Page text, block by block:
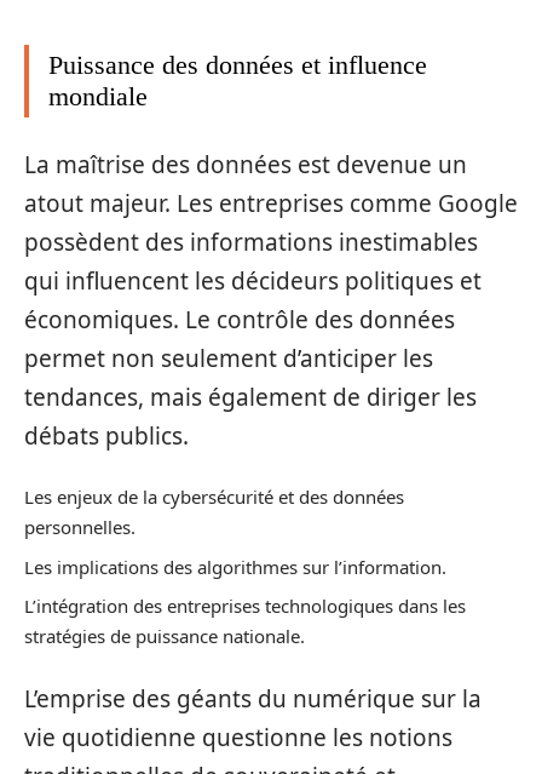
Puissance des données et influence
mondiale
La maîtrise des données est devenue un
atout majeur. Les entreprises comme Google
possèdent des informations inestimables
qui influencent les décideurs politiques et
économiques. Le contrôle des données
permet non seulement d’anticiper les
tendances, mais également de diriger les
débats publics.
Les enjeux de la cybersécurité et des données
personnelles.
Les implications des algorithmes sur l’information.
L’intégration des entreprises technologiques dans les
stratégies de puissance nationale.
L’emprise des géants du numérique sur la
vie quotidienne questionne les notions